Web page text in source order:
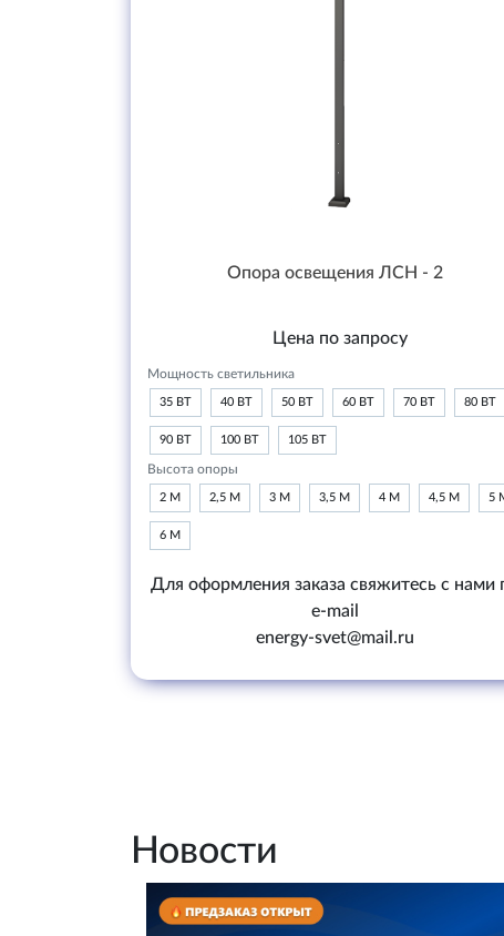
Опора освещения ЛСН - 2
Цена по запросу
Мощность светильника
35 ВТ 40 ВТ 50 ВТ 60 ВТ 70 ВТ 80 ВТ
90 ВТ 100 ВТ 105 ВТ
Высота опоры
2 М 2,5 М 3 М 3,5 М 4 М 4,5 М 5
6 М
Для оформления заказа свяжитесь с нами
e-mail
energy-svet@mail.ru
Новости